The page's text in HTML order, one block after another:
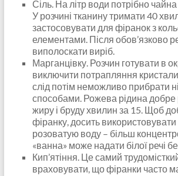
Сіль. На літр води потрібно
У розчині тканину тримати 40
застосовувати для фіранок з
елементами. Після обов’язково
виполоскати виріб.
Марганцівку. Розчин готувати в
виключити потрапляння
слід потім неможливо прибрати
способами. Рожева рідина добре
жиру і бруду хвилин за 15. Щоб
фіранку, досить використовувати
розоватую воду – більш
«ванна» може надати білої речі
Кип’ятіння. Це самий
враховувати, що фіранки часто